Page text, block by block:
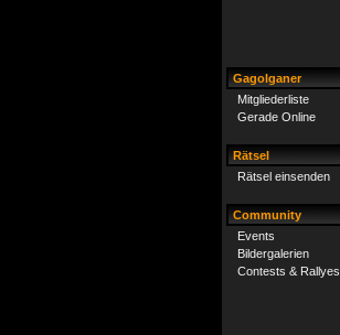
Gagolganer
Mitgliederliste
Gerade Online
Rätsel
Rätsel einsenden
Community
Events
Bildergalerien
Contests & Rallyes